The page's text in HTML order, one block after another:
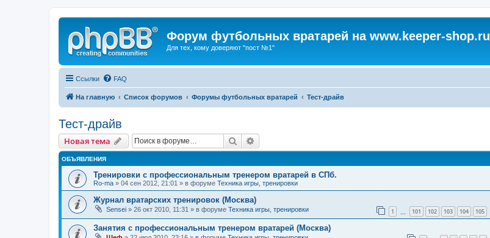
Форум футбольных вратарей на www.keeper-shop.ru
Для тех, кому доверяют "пост №1"
Ссылки FAQ
На главную Список форумов Форумы футбольных вратарей Тест-драйв
Тест-драйв
Новая тема Поиск
ОБЪЯВЛЕНИЯ
Тренировки с профессиональным тренером вратарей в СПб.
Ro-ma » 04 сен 2012, 21:01 » в форуме Техника игры, тренировки
Журнал вратарских тренировок (Москва)
Sensei » 26 окт 2010, 11:31 » в форуме Техника игры, тренировки 1 101 102 103 104 105
Занятия с профессиональным тренером вратарей (Москва)